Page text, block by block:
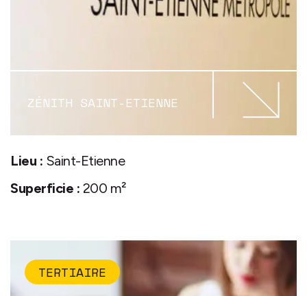
ZÉNITH SAINT-ETIENNE
Lieu : Saint-Etienne
Superficie : 200 m²
TERTIAIRE